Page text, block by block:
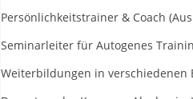
Persönlichkeitstrainer & Coach
Seminarleiter für Autogenes
Weiterbildungen in verschiedenen